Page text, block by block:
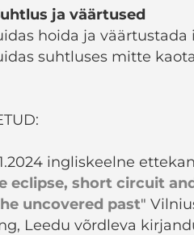
ja väärtused
hoida ja väärtustada
suhtluses mitte
ingliskeelne
eclipse, short circuit
uncovered past"
Leedu võrdleva